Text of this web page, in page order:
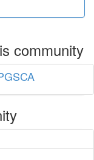
community